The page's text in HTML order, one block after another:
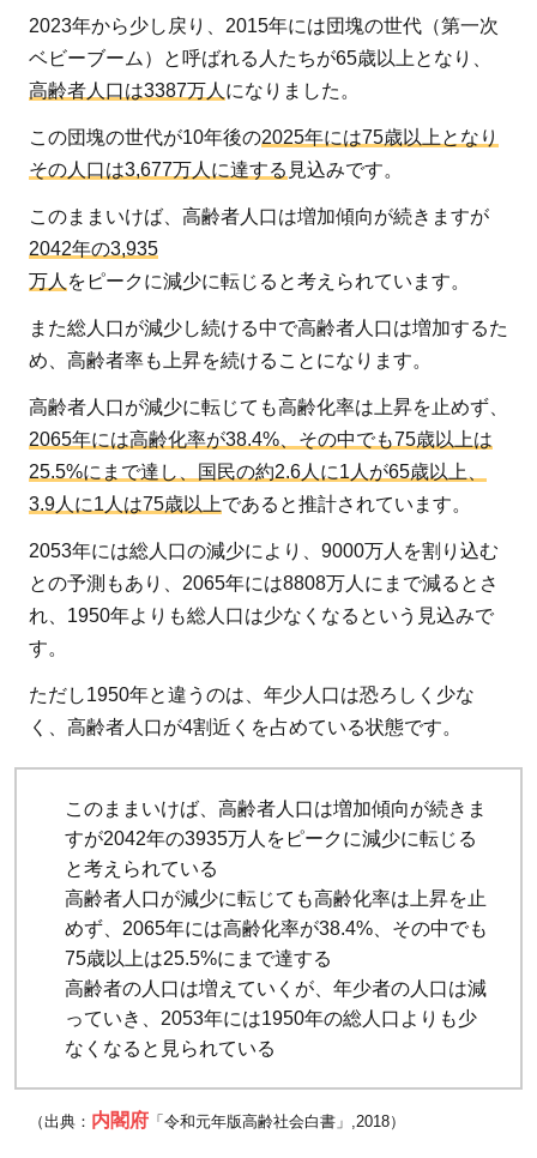
2023年から少し戻り、2015年には団塊の世代（第一次
ベビーブーム）と呼ばれる人たちが65歳以上となり、
高齢者人口は3387万人 になりました。
この団塊の世代が10年後の2025年には75歳以上となり
その人口は3,677万人に達する 見込みです。
このままいけば、高齢者人口は増加傾向が続きますが
2042年の3,935
万人 をピークに減少に転じると考えられています。
また総人口が減少し続ける中で高齢者人口は増加するた
め、高齢者率も上昇を続けることになります。
高齢者人口が減少に転じても高齢化率は上昇を止めず、
2065年には高齢化率が38.4%、その中でも75歳以上は
25.5%にまで達し、国民の約2.6人に1人が65歳以上、
3.9人に1人は75歳以上であると推計されています。
2053年には総人口の減少により、9000万人を割り込む
との予測もあり、2065年には8808万人にまで減るとさ
れ、1950年よりも総人口は少なくなるという見込みで
す。
ただし1950年と違うのは、年少人口は恐ろしく少な
く、高齢者人口が4割近くを占めている状態です。
このままいけば、高齢者人口は増加傾向が続きま
すが2042年の3935万人をピークに減少に転じる
と考えられている
高齢者人口が減少に転じても高齢化率は上昇を止
めず、2065年には高齢化率が38.4%、その中でも
75歳以上は25.5%にまで達する
高齢者の人口は増えていくが、年少者の人口は減
っていき、2053年には1950年の総人口よりも少
なくなると見られている
（出典： 内閣府 「令和元年版高齢社会白書」,2018）